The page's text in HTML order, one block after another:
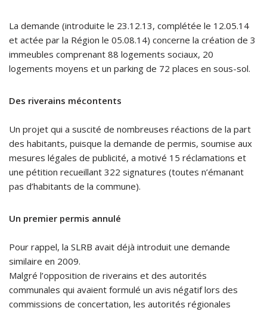
La demande (introduite le 23.12.13, complétée le 12.05.14
et actée par la Région le 05.08.14) concerne la création de 3
immeubles comprenant 88 logements sociaux, 20
logements moyens et un parking de 72 places en sous-sol.
Des riverains mécontents
Un projet qui a suscité de nombreuses réactions de la part
des habitants, puisque la demande de permis, soumise aux
mesures légales de publicité, a motivé 15 réclamations et
une pétition recueillant 322 signatures (toutes n’émanant
pas d’habitants de la commune).
Un premier permis annulé
Pour rappel, la SLRB avait déjà introduit une demande
similaire en 2009.
Malgré l’opposition de riverains et des autorités
communales qui avaient formulé un avis négatif lors des
commissions de concertation, les autorités régionales